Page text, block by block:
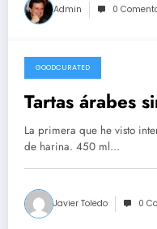
Admin 0
21/02/2021
GOODCURATED
Tartas árabes
La primera que he visto
de harina. 450 ml…
Javier Toledo 0